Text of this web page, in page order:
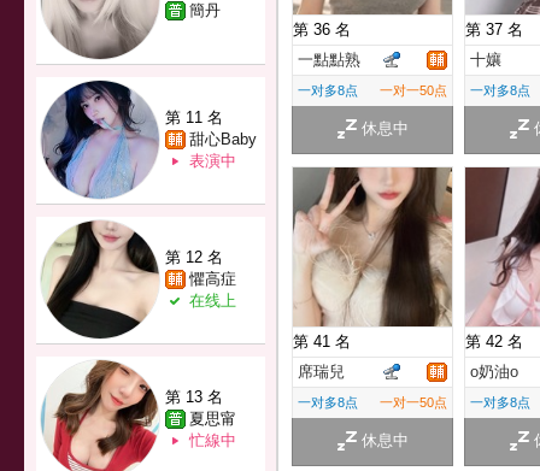
簡丹
第 11 名
甜心Baby
表演中
第 12 名
懼高症
在线上
第 13 名
夏思甯
忙線中
第 36 名
一點點熟
一对多8点 一对一50点
休息中
第 37 名
十孃
一对多8点
第 41 名
席瑞兒
一对多8点 一对一50点
休息中
第 42 名
o奶油o
一对多8点